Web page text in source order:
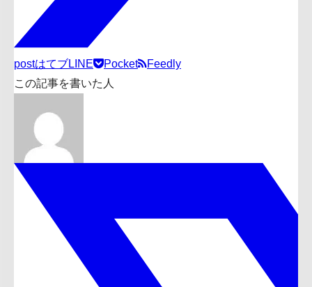
postはてブLINE Pocket
Feedly
この記事を書いた人